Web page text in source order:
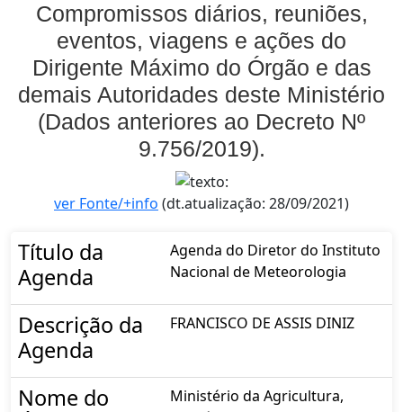
Compromissos diários, reuniões,
eventos, viagens e ações do
Dirigente Máximo do Órgão e das
demais Autoridades deste Ministério
(Dados anteriores ao Decreto Nº
9.756/2019).
ver Fonte/+info (dt.atualização: 28/09/2021)
Título da
Agenda
Agenda do Diretor do Instituto
Nacional de Meteorologia
Descrição da
Agenda
FRANCISCO DE ASSIS DINIZ
Nome do
Ministério da Agricultura,